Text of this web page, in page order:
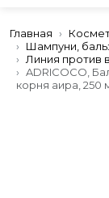
Главная
Шампуни,
Линия против
ADRICOCO,
корня аира, 250